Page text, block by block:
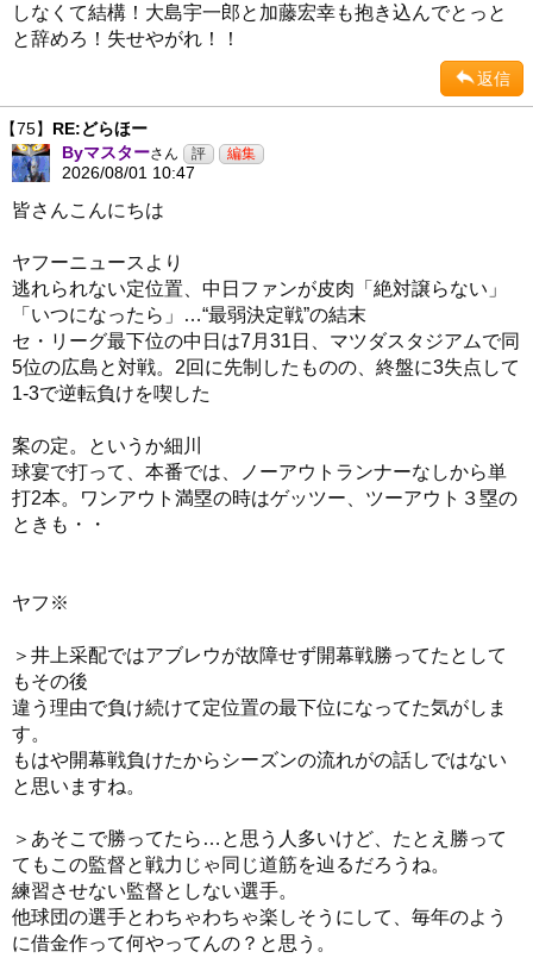
しなくて結構！大島宇一郎と加藤宏幸も抱き込んでとっと
と辞めろ！失せやがれ！！
返信
【75】 RE:どらほー
Byマスターさん
2026/08/01 10:47
皆さんこんにちは
ヤフーニュースより
逃れられない定位置、中日ファンが皮肉「絶対譲らない」
「いつになったら」…“最弱決定戦”の結末
セ・リーグ最下位の中日は7月31日、マツダスタジアムで同
5位の広島と対戦。2回に先制したものの、終盤に3失点して
1-3で逆転負けを喫した
案の定。というか細川
球宴で打って、本番では、ノーアウトランナーなしから単
打2本。ワンアウト満塁の時はゲッツー、ツーアウト３塁の
ときも・・
ヤフ※
＞井上采配ではアブレウが故障せず開幕戦勝ってたとして
もその後
違う理由で負け続けて定位置の最下位になってた気がしま
す。
もはや開幕戦負けたからシーズンの流れがの話しではない
と思いますね。
＞あそこで勝ってたら…と思う人多いけど、たとえ勝って
てもこの監督と戦力じゃ同じ道筋を辿るだろうね。
練習させない監督としない選手。
他球団の選手とわちゃわちゃ楽しそうにして、毎年のよう
に借金作って何やってんの？と思う。